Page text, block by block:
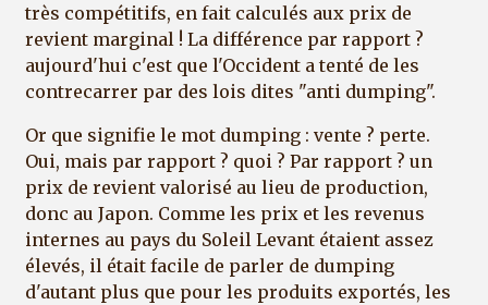
très compétitifs, en fait calculés aux prix de
revient marginal ! La différence par rapport ?
aujourd'hui c'est que l'Occident a tenté de les
contrecarrer par des lois dites "anti dumping".
Or que signifie le mot dumping : vente ? perte.
Oui, mais par rapport ? quoi ? Par rapport ? un
prix de revient valorisé au lieu de production,
donc au Japon. Comme les prix et les revenus
internes au pays du Soleil Levant étaient assez
élevés, il était facile de parler de dumping
d'autant plus que pour les produits exportés, les